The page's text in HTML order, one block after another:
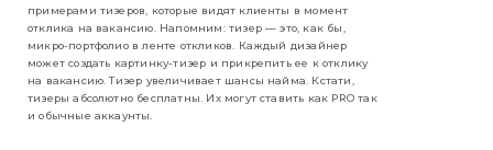
примерами тизеров, которые видят клиенты в момент
отклика на вакансию. Напомним: тизер — это, как бы,
микро-портфолио в ленте откликов. Каждый дизайнер
может создать картинку-тизер и прикрепить ее к отклику
на вакансию. Тизер увеличивает шансы найма. Кстати,
тизеры абсолютно бесплатны. Их могут ставить как PRO так
и обычные аккаунты.